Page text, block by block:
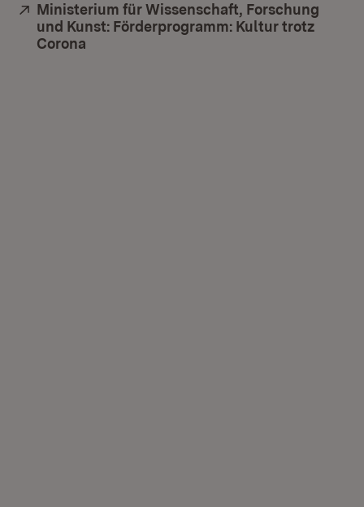
Extern:
Ministerium für Wissenschaft, Forschung
und Kunst: Förderprogramm: Kultur trotz
Corona